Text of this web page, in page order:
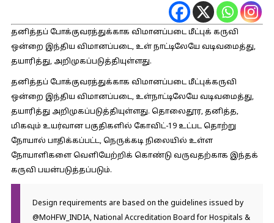
தனித்தப் போக்குவரத்துக்காக விமானப்படை மீட்புக் கருவி
ஒன்றை இந்திய விமானப்படை, உள் நாட்டிலேயே வடிவமைத்து,
தயாரித்து, அறிமுகப்படுத்தியுள்ளது.
தனித்தப் போக்குவரத்துக்காக விமானப்படை மீட்புக்கருவி
ஒன்றை இந்திய விமானப்படை, உள்நாட்டிலேயே வடிவமைத்து,
தயாரித்து அறிமுகப்படுத்தியுள்ளது. தொலைதூர, தனித்த,
மிகவும் உயர்வான பகுதிகளில் கோவிட்-19 உட்பட தொற்று
நோயால் பாதிக்கப்பட்ட, நெருக்கடி நிலையில் உள்ள
நோயாளிகளை வெளியேற்றிக் கொண்டு வருவதற்காக இந்தக்
கருவி பயன்படுத்தப்படும்.
Design requirements are based on the guidelines issued by
@MoHFW_INDIA, National Accreditation Board for Hospitals &